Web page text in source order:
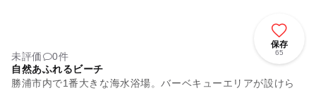
保存
65
未評価
0件
自然あふれるビーチ
勝浦市内で1番大きな海水浴場。バーベキューエリアが設けら